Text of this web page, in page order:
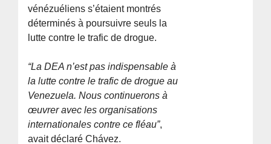
vénézuéliens s’étaient montrés
déterminés à poursuivre seuls la
lutte contre le trafic de drogue.
“La DEA n’est pas indispensable à
la lutte contre le trafic de drogue au
Venezuela. Nous continuerons à
œuvrer avec les organisations
internationales contre ce fléau”,
avait déclaré Chávez.